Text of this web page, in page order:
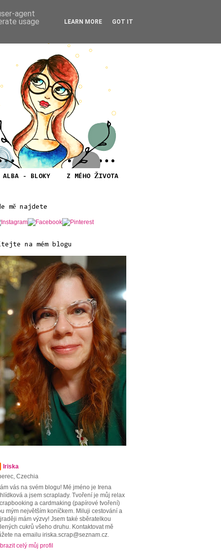
ALBA - BLOKY Z MÉHO ŽIVOTA
mě najdete
na mém blogu
Iriska
Czechia
vás na svém blogu! Mé jméno je Irena
a jsem scraplady. Tvoření je můj relax
a cardmaking (papírové tvoření)
mým největším koníčkem. Miluji cestování a
mám výzvy! Jsem také sběratelkou
cukrů všeho druhu. Kontaktovat mě
na emailu iriska.scrap@seznam.cz.
celý můj profil
agent
usage
LEARN MORE GOT IT